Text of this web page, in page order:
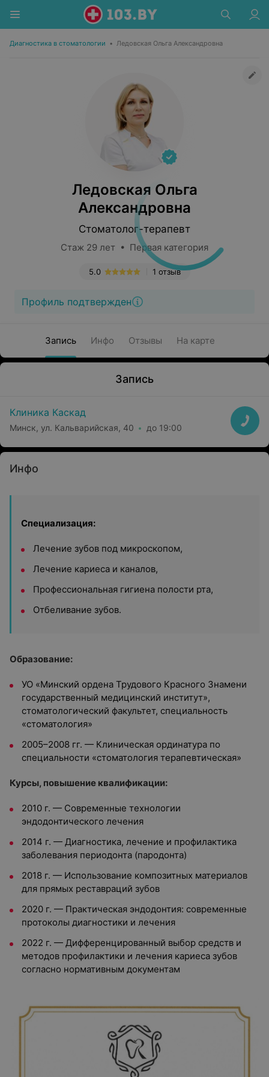
Диагностика в стоматологии • Ледовская Ольга Александровна
Ледовская Ольга
Александровна
Стоматолог-терапевт
Стаж 29 лет • Первая категория
1 отзыв
5.0
Профиль подтвержден
Запись Инфо Отзывы На карте
Запись
Клиника Каскад
Минск, ул. Кальварийская, 40 до 19:00
Инфо
Специализация:
Лечение зубов под микроскопом,
Лечение кариеса и каналов,
Профессиональная гигиена полости рта,
Отбеливание зубов.
Образование:
УО «Минский ордена Трудового Красного Знамени
государственный медицинский институт»,
стоматологический факультет, специальность
«стоматология»
2005–2008 гг. — Клиническая ординатура по
специальности «стоматология терапевтическая»
Курсы, повышение квалификации:
2010 г. — Современные технологии
эндодонтического лечения
2014 г. — Диагностика, лечение и профилактика
заболевания периодонта (пародонта)
2018 г. — Использование композитных материалов
для прямых реставраций зубов
2020 г. — Практическая эндодонтия: современные
протоколы диагностики и лечения
2022 г. — Дифференцированный выбор средств и
методов профилактики и лечения кариеса зубов
согласно нормативным документам